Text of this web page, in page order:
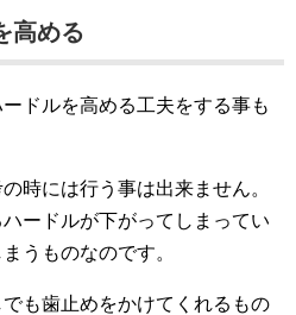
高める
ドルを高める工夫をする事も
時には行う事は出来ません。
ードルが下がってしまってい
うものなのです。
も歯止めをかけてくれるもの